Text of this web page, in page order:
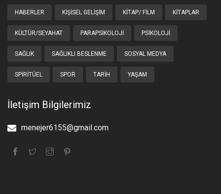
HABERLER KIŞISEL GELIŞIM KITAP/ FILM KITAPLAR
KÜLTÜR/SEYAHAT PARAPSIKOLOJI PSIKOLOJI
SAĞLIK SAĞLIKLI BESLENME SOSYAL MEDYA
SPIRITÜEL SPOR TARIH YAŞAM
İletişim Bilgilerimiz
menejer6155@gmail.com